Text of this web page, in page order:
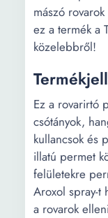
mászó
ez a termék a
közelebbről!
Ez a rovarirtó
csótányok,
kullancsok és
illatú permet
felületekre
Aroxol spray-t
a rovarok